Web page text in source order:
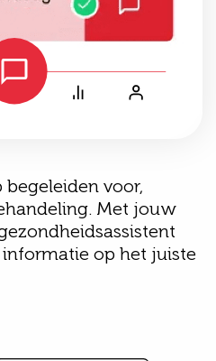
voor,
Met jouw
op het juiste